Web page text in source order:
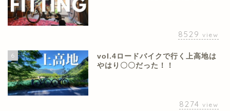
8529 view
6
vol.4ロードバイクで行く上高地は
やはり〇〇だった！！
8274 view